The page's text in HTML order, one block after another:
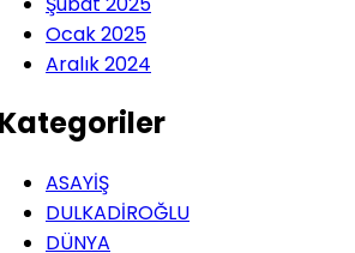
Ocak 2025
Aralık 2024
ASAYİŞ
DULKADİROĞLU
DÜNYA